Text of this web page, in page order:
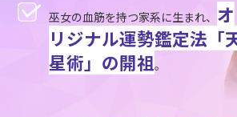
巫女の血筋を持つ家系に生まれ、 オ
リジナル運勢鑑定法「
星術」の開祖。